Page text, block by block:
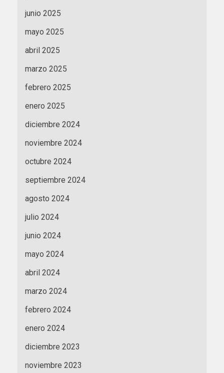
junio 2025
mayo 2025
abril 2025
marzo 2025
febrero 2025
enero 2025
diciembre 2024
noviembre 2024
octubre 2024
septiembre 2024
agosto 2024
julio 2024
junio 2024
mayo 2024
abril 2024
marzo 2024
febrero 2024
enero 2024
diciembre 2023
noviembre 2023